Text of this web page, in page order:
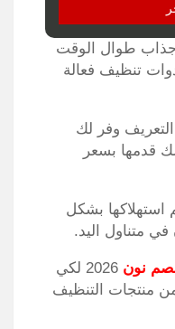
طوال الوقت
تنظيف فعالة
وفر لك
قدمها بسعر
استهلاكها بشكل
متناول اليد.
نون
2026 لكي
منتجات التنظيف